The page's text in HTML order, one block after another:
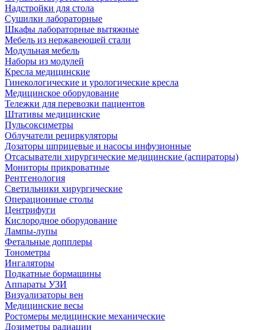
Надстройки для стола
Сушилки лабораторные
Шкафы лабораторные вытяжные
Мебель из нержавеющей стали
Модульная мебель
Наборы из модулей
Кресла медицинские
Гинекологические и урологические кресла
Медицинское оборудование
Тележки для перевозки пациентов
Штативы медицинские
Пульсоксиметры
Облучатели рециркуляторы
Дозаторы шприцевые и насосы инфузионные
Отсасыватели хирургические медицинские (аспираторы)
Мониторы прикроватные
Рентгенология
Светильники хирургические
Операционные столы
Центрифуги
Кислородное оборудование
Лампы-лупы
Фетальные допплеры
Тонометры
Ингаляторы
Подкатные бормашины
Аппараты УЗИ
Визуализаторы вен
Медицинские весы
Ростомеры медицинские механические
Дозиметры радиации